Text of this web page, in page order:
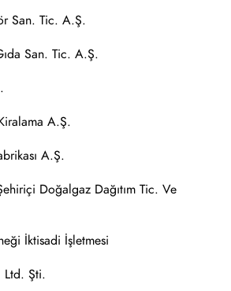
San. Tic. A.Ş.
San. Tic. A.Ş.
A.Ş.
A.Ş.
Doğalgaz Dağıtım Tic. Ve
İktisadi İşletmesi
Ltd. Şti.